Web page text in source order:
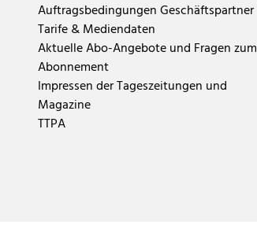
Auftragsbedingungen Geschäftspartner
Tarife & Mediendaten
Aktuelle Abo-Angebote und Fragen zum
Abonnement
Impressen der Tageszeitungen und
Magazine
TTPA